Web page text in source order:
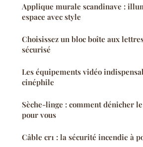
Applique murale scandinave :
espace avec style
Choisissez un bloc boîte aux
sécurisé
Les équipements vidéo
cinéphile
Sèche-linge : comment dénicher
pour vous
Câble cr1 : la sécurité incendie à